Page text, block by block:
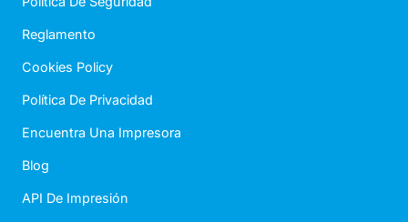
Reglamento
Cookies Policy
Política De Privacidad
Encuentra Una Impresora
Blog
API De Impresión